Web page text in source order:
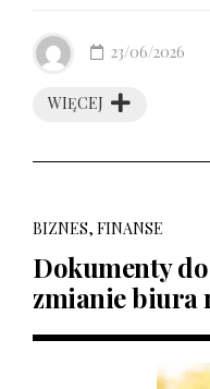
WIĘCEJ
23/06/2026
BIZNES, FINANSE
Dokumenty
zmianie biura